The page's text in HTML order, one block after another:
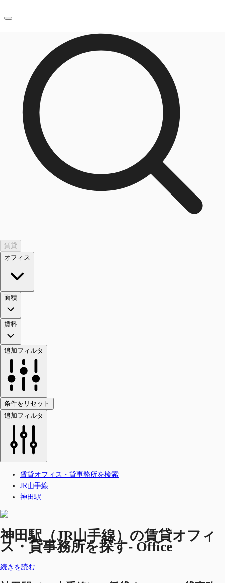
オフィス・事務所
倉庫・物流センター
地図検索
記事
仲介会社様はこちらへ
お気に入り
お電話
賃貸
オフィス
面積
賃料
追加フィルタ
条件をリセット
追加フィルタ
賃貸オフィス・貸事務所を検索
JR山手線
神田駅
神田駅（JR山手線）の賃貸オフィ
ス・貸事務所を探す- Office
続きを読む